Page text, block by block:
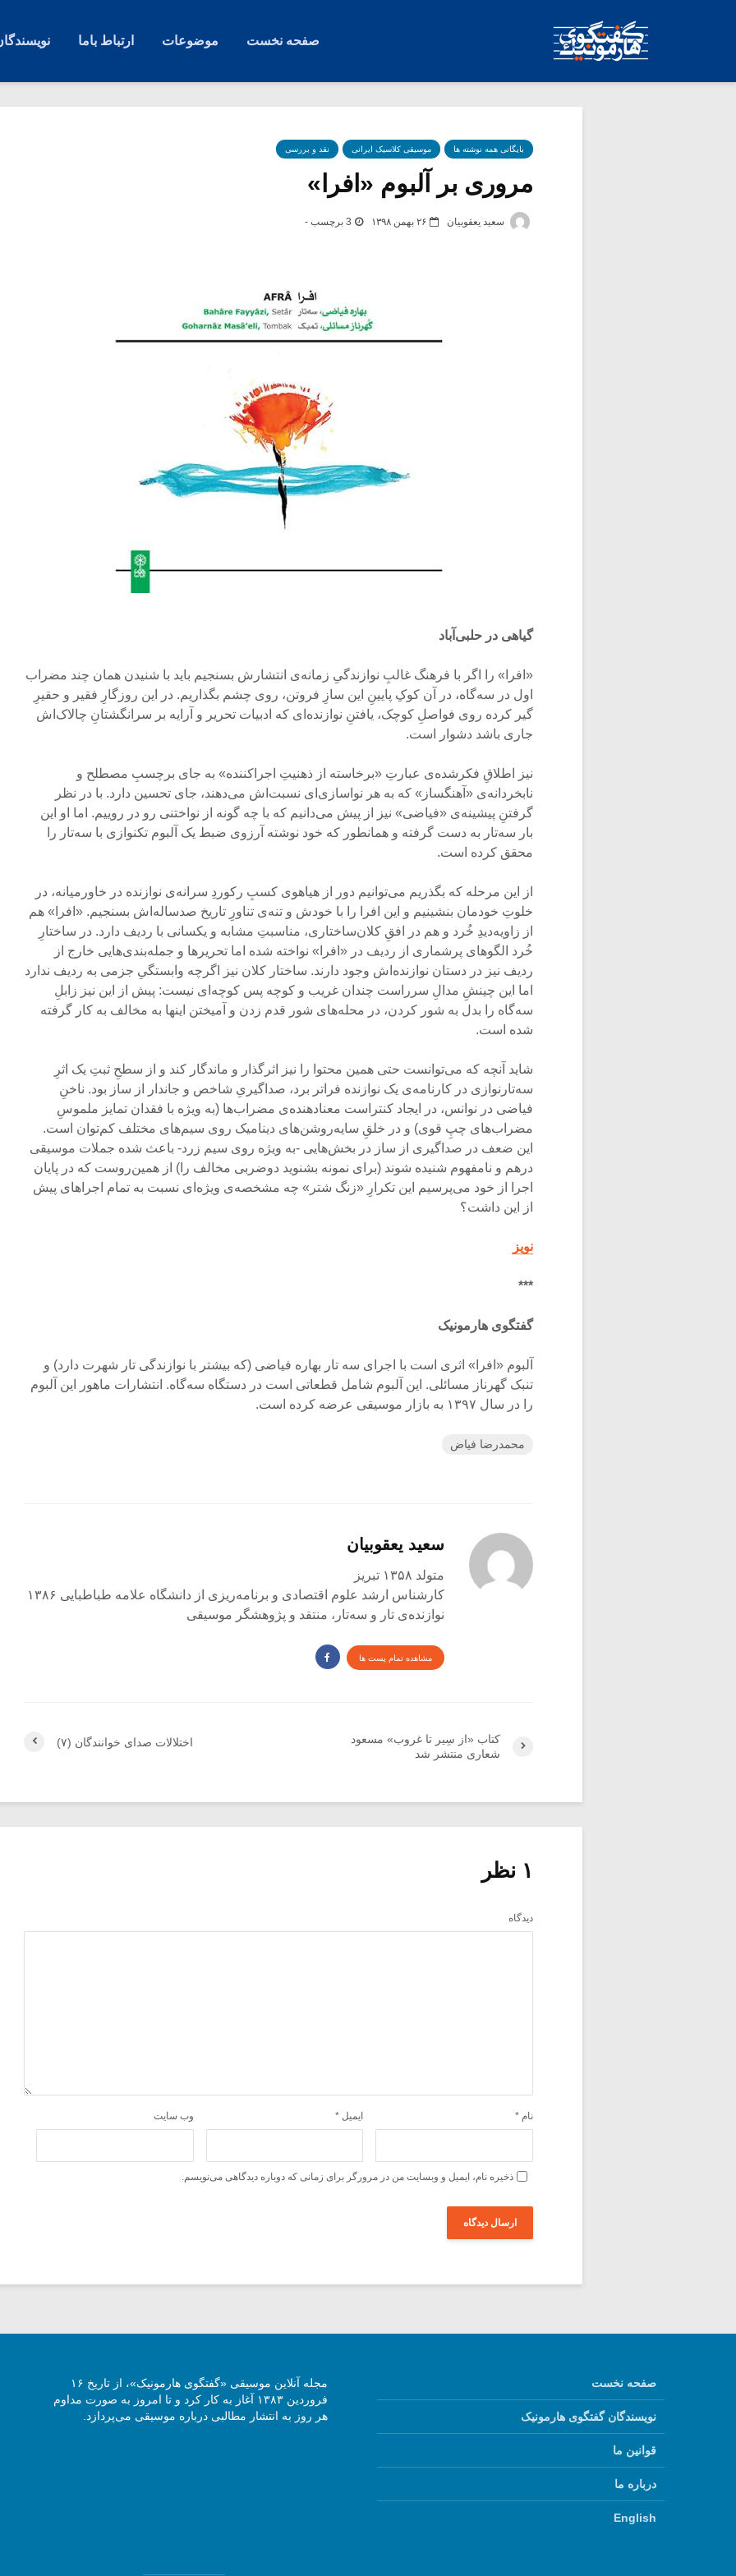
صفحه نخست موضوعات ارتباط باما
بایگانی همه نوشته ها موسیقی کلاسیک ایرانی نقد و بررسی
مروری بر آلبوم «افرا»
سعید یعقوبیان ۲۶ بهمن ۱۳۹۸ 3 برچسب -
گیاهی در حلبی‌آباد
«افرا» را اگر با فرهنگ غالبِ نوازندگیِ زمانه‌ی انتشارش بسنجیم باید با شنیدن همان چند مضراب
اول در سه‌گاه، در آن کوکِ پایینِ این سازِ فروتن، روی چشم بگذاریم. در این روزگارِ فقیر و حقیرِ
گیر کرده روی فواصلِ کوچک، یافتنِ نوازنده‌ای که ادبیات تحریر و آرایه بر سرانگشتانِ چالاک‌اش
جاری باشد دشوار است.
نیز اطلاقِ فکرشده‌ی عبارتِ «برخاسته از ذهنیتِ اجراکننده» به جای برچسبِ مصطلح و
نابخردانه‌ی «آهنگساز» که به هر نواسازی‌ای نسبت‌اش می‌دهند، جای تحسین دارد. با در نظر
گرفتنِ پیشینه‌ی «فیاضی» نیز از پیش می‌دانیم که با چه گونه از نواختنی رو در روییم. اما او این
بار سه‌تار به دست گرفته و همانطور که خود نوشته آرزوی ضبط یک آلبوم تکنوازی با سه‌تار را
محقق کرده ‌‌است.
از این مرحله که بگذریم می‌توانیم دور از هیاهوی کسبِ رکوردِ سرانه‌ی نوازنده در خاورمیانه، در
خلوتِ خودمان بنشینیم و این افرا را با خودش و تنه‌ی تناورِ تاریخ‌ صدساله‌اش بسنجیم. «افرا» هم
از زاویه‌دیدِ خُرد و هم در افقِ کلان‌ساختاری، مناسبتِ مشابه و یکسانی با ردیف دارد. در ساختارِ
خُرد الگوهای پرشماری از ردیف در «افرا» نواخته شده اما تحریرها و جمله‌بندی‌هایی خارج از
ردیف نیز در دستان نوازنده‌اش وجود دارند. ساختار کلان نیز اگرچه وابستگیِ جزمی به ردیف ندارد
اما این چینشِ مدال‌ِ سرراست‌ چندان غریب و کوچه پس کوچه‌ای نیست: پیش از این نیز زابلِ
سه‌گاه را بدل به شور کردن، در محله‌های شور قدم زدن و آمیختن‌ اینها به مخالف به کار گرفته
شده است.
شاید آنچه که می‌توانست حتی همین محتوا را نیز اثرگذار و ماندگار کند و از سطحِ ثبتِ یک اثرِ
سه‌تارنوازی در کارنامه‌ی یک نوازنده فراتر برد، صداگیریِ شاخص و جاندار از ساز ‌بود. ناخنِ
فیاضی در نوانس، در ایجاد کنتراست معنادهنده‌ی مضراب‌ها (به ویژه با فقدان تمایز ملموسِ
مضراب‌های چپِ قوی) و در خلقِ سایه‌روشن‌های دینامیک روی سیم‌های مختلف کم‌توان است.
این ضعف در صداگیری از ساز در بخش‌هایی -به ویژه روی سیم زرد- باعث شده جملات موسیقی
درهم و نامفهوم شنیده شوند (برای نمونه بشنوید دوضربی مخالف را) از همین‌روست که در پایان
اجرا از خود می‌پرسیم این تکرارِ «زنگ شتر» چه مشخصه‌ی ویژه‌ای نسبت به تمام اجراهای پیش
از این داشت؟
نویز
***
گفتگوی هارمونیک
آلبوم «افرا» اثری است با اجرای سه تار بهاره فیاضی (که بیشتر با نوازندگی تار شهرت دارد) و
تنبک گهرناز مسائلی. این آلبوم شامل قطعاتی است در دستگاه سه‌گاه. انتشارات ماهور این آلبوم
را در سال ۱۳۹۷ به بازار موسیقی عرضه کرده است.
محمدرضا فیاض
سعید یعقوبیان
متولد ۱۳۵۸ تبریز
کارشناس ارشد علوم اقتصادی و برنامه‌ریزی از دانشگاه علامه طباطبایی ۱۳۸۶
نوازنده‌ی تار و سه‌تار، منتقد و پژوهشگر موسیقی
مشاهده تمام پست ها
اختلالات صدای خوانندگان (۷)
کتاب «از سِیر تا غروب» مسعود
شعاری منتشر شد
۱ نظر
دیدگاه
نام * ایمیل * وب‌ سایت
ذخیره نام، ایمیل و وبسایت من در مرورگر برای زمانی که دوباره دیدگاهی می‌نویسم.
صفحه نخست
نویسندگان گفتگوی هارمونیک
قوانین ما
درباره ما
English
مجله آنلاین موسیقی «گفتگوی هارمونیک»، از تاریخ ۱۶
فروردین ۱۳۸۳ آغاز به کار کرد و تا امروز به صورت مداوم
هر روز به انتشار مطالبی درباره موسیقی می‌پردازد.